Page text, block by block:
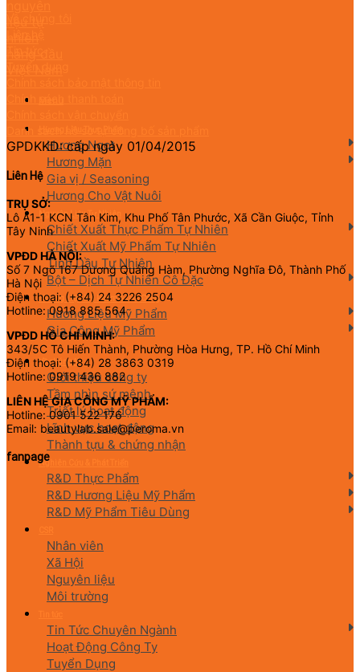
Hương Ngọt
Hương Mặn
Gia vị / Seasoning
Hương Cho Vật Nuôi
Nguyên Liệu Tự Nhiên
Chiết Xuất Thực Phẩm Tự Nhiên
Chiết Xuất Mỹ Phẩm Tự Nhiên
Tinh Dầu Tự Nhiên
Bột – Dịch Tự Nhiên Cô Đặc
Hương Liệu Mỹ Phẩm & Gia Công
Hương Liệu Mỹ Phẩm
Gia Công Mỹ Phẩm
Về chúng tôi
Giới thiệu công ty
Tầm nhìn sứ mệnh
Triết lý hoạt động
Lĩnh vực hoạt động
Thành tựu & chứng nhận
Nghiên Cứu & Phát Triển
R&D Thực Phẩm
R&D Hương Liệu Mỹ Phẩm
R&D Mỹ Phẩm Tiêu Dùng
Nhân viên
Xã Hội
Nguyên liệu
Môi trường
Tin Tức Chuyên Ngành
Hoạt Động Công Ty
Tuyển Dụng
Chính sách thanh toán
Danh sách hồ sơ tự công bố sản phẩm
GPDKKD: cấp ngày 01/04/2015
Liên Hệ
TRỤ SỞ:
Lô A1-1 KCN Tân Kim, Khu Phố Tân Phước, Xã Cần Giuộc, Tỉnh
Tây Ninh
VPĐD HÀ NỘI:
Số 7 Ngõ 167 Dương Quảng Hàm, Phường Nghĩa Đô, Thành Phố
Hà Nội
Điện thoại: (+84) 24 3226 2504
Hotline: 0918 885 564
VPĐD HỒ CHÍ MINH:
343/5C Tô Hiến Thành, Phường Hòa Hưng, TP. Hồ Chí Minh
Điện thoại: (+84) 28 3863 0319
Hotline: 0919 436 882
LIÊN HỆ GIA CÔNG MỸ PHẨM:
Hotline: 0901 522 176
Email: beautylab.sale@peroma.vn
fanpage